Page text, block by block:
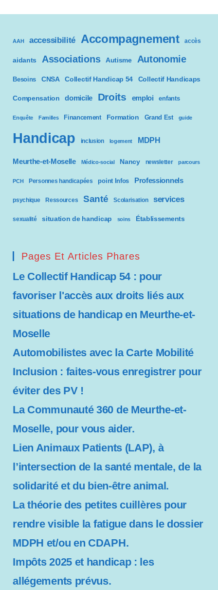
l
é
AAH accessibilité Accompagnement accès
aidants Associations Autisme Autonomie
Besoins CNSA Collectif Handicap 54 Collectif Handicaps
Compensation domicile Droits emploi enfants
Enquête Familles Financement Formation Grand Est guide
Handicap inclusion logement MDPH
Meurthe-et-Moselle Médico-social Nancy newsletter parcours
PCH Personnes handicapées point Infos Professionnels
psychique Ressources Santé Scolarisation services
sexualité situation de handicap soins Établissements
Pages Et Articles Phares
Le Collectif Handicap 54 : pour
favoriser l'accès aux droits liés aux
situations de handicap en Meurthe-et-
Moselle
Automobilistes avec la Carte Mobilité
Inclusion : faites-vous enregistrer pour
éviter des PV !
La Communauté 360 de Meurthe-et-
Moselle, pour vous aider.
Lien Animaux Patients (LAP), à
l’intersection de la santé mentale, de la
solidarité et du bien-être animal.
La théorie des petites cuillères pour
rendre visible la fatigue dans le dossier
MDPH et/ou en CDAPH.
Impôts 2025 et handicap : les
allégements prévus.